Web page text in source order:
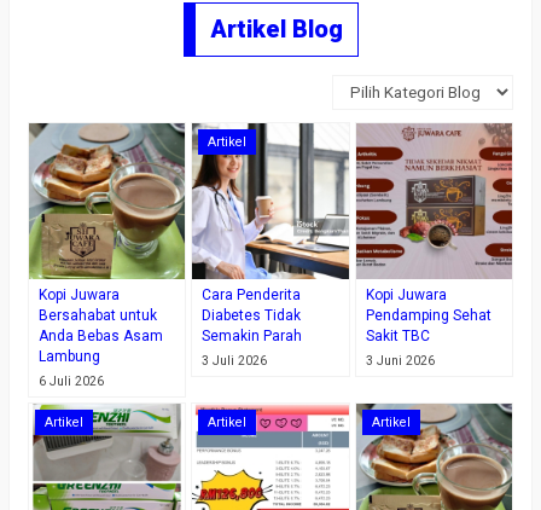
Artikel Blog
Kopi Juwara
Bersahabat untuk
Anda Bebas Asam
Lambung
6 Juli 2026
Artikel
Cara Penderita
Diabetes Tidak
Semakin Parah
3 Juli 2026
Kopi Juwara
Pendamping Sehat
Sakit TBC
3 Juni 2026
Artikel Artikel Artikel